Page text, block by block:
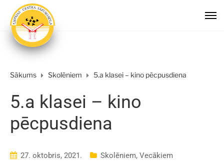
Sākums Skolēniem 5.a klasei – kino pēcpusdiena
5.a klasei – kino
pēcpusdiena
27. oktobris, 2021. Skolēniem, Vecākiem